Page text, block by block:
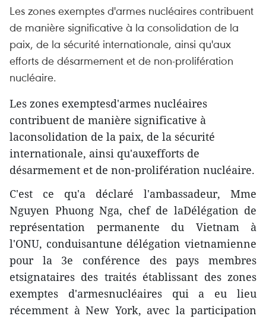
Les zones exemptes d'armes nucléaires contribuent
de manière significative à la consolidation de la
paix, de la sécurité internationale, ainsi qu'aux
efforts de désarmement et de non-prolifération
nucléaire.
Les zones exemptesd'armes nucléaires
contribuent de manière significative à
laconsolidation de la paix, de la sécurité
internationale, ainsi qu'auxefforts de
désarmement et de non-prolifération nucléaire.
C'est ce qu'a déclaré l'ambassadeur, Mme
Nguyen Phuong Nga, chef de laDélégation de
représentation permanente du Vietnam à
l'ONU, conduisantune délégation vietnamienne
pour la 3e conférence des pays membres
etsignataires des traités établissant des zones
exemptes d'armesnucléaires qui a eu lieu
récemment à New York, avec la participation